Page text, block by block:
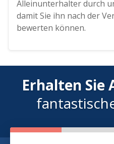
Alleinunterhalter durch
damit Sie ihn nach der
bewerten können.
Erhalten Sie